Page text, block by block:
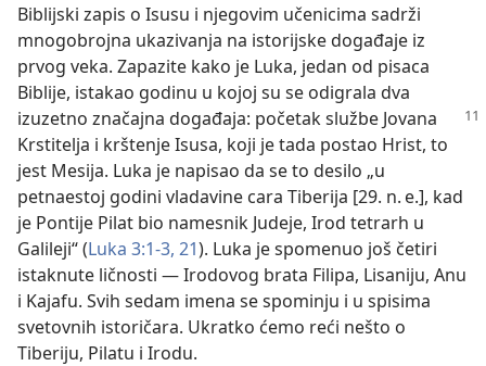
Biblijski zapis o Isusu i njegovim učenicima sadrži
mnogobrojna ukazivanja na istorijske događaje iz
prvog veka. Zapazite kako je Luka, jedan od pisaca
Biblije, istakao godinu u kojoj su se odigrala dva
izuzetno značajna događaja: početak službe Jovana
Krstitelja i krštenje Isusa, koji je tada postao Hrist, to
jest Mesija. Luka je napisao da se to desilo „u
petnaestoj godini vladavine cara Tiberija [29. n. e.], kad
je Pontije Pilat bio namesnik Judeje, Irod tetrarh u
Galileji“ (Luka 3:1-3, 21). Luka je spomenuo još četiri
istaknute ličnosti — Irodovog brata Filipa, Lisaniju, Anu
i Kajafu. Svih sedam imena se spominju i u spisima
svetovnih istoričara. Ukratko ćemo reći nešto o
Tiberiju, Pilatu i Irodu.